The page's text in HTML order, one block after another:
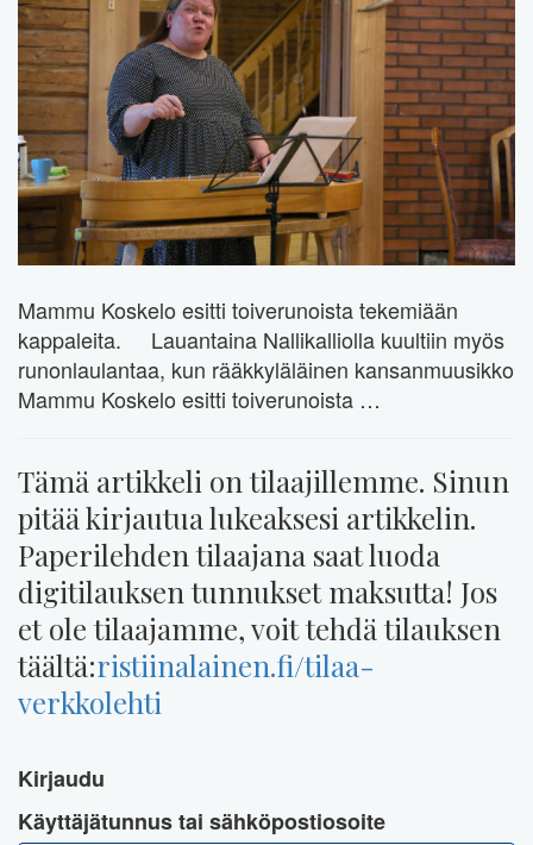
Mammu Koskelo esitti toiverunoista tekemiään
kappaleita. Lauantaina Nallikalliolla kuultiin myös
runonlaulantaa, kun rääkkyläläinen kansanmuusikko
Mammu Koskelo esitti toiverunoista …
Tämä artikkeli on tilaajillemme. Sinun
pitää kirjautua lukeaksesi artikkelin.
Paperilehden tilaajana saat luoda
digitilauksen tunnukset maksutta! Jos
et ole tilaajamme, voit tehdä tilauksen
täältä:ristiinalainen.fi/tilaa-
verkkolehti
Kirjaudu
Käyttäjätunnus tai sähköpostiosoite